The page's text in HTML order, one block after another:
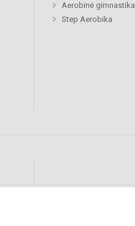
Aerobinė gimnastika
Step Aerobika